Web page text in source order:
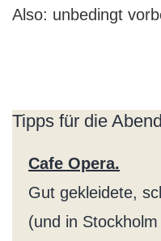
Also: unbedingt
Tipps für die
Cafe Opera.
Gut gekleidete,
(und in